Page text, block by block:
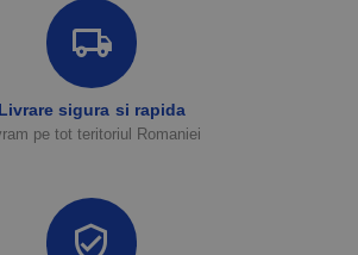
Livrare sigura si rapida
pe tot teritoriul Romaniei